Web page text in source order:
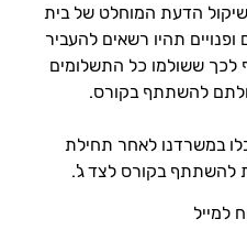
הדעת המוחלט של בית
תהיו רשאים להעביר
לכך ששולמו כל התשלומים
להשתתף בקורס.
במשרדנו לאחר תחילת
להשתתף בקורס לצד ג'.
למייל